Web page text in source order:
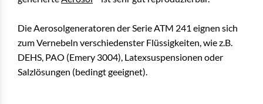
Die Aerosolgeneratoren der Serie ATM 241 eignen sich
zum Vernebeln verschiedenster Flüssigkeiten, wie z.B.
DEHS, PAO (Emery 3004), Latexsuspensionen oder
Salzlösungen (bedingt geeignet).